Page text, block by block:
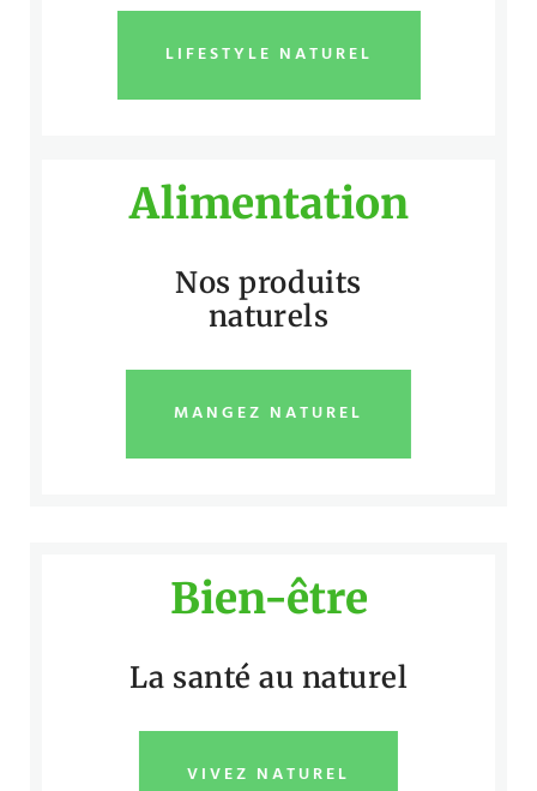
LIFESTYLE NATUREL
Alimentation
Nos produits
naturels
MANGEZ NATUREL
Bien-être
La santé au naturel
VIVEZ NATUREL